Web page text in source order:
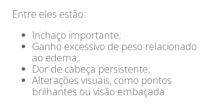
Entre eles estão:
Inchaço importante;
Ganho excessivo de peso relacionado
ao edema;
Dor de cabeça persistente;
Alterações visuais, como pontos
brilhantes ou visão embaçada.